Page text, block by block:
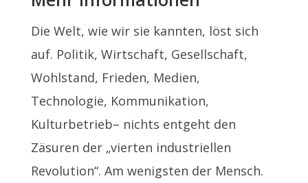
Die Welt, wie wir sie kannten, löst sich
auf. Politik, Wirtschaft, Gesellschaft,
Wohlstand, Frieden, Medien,
Technologie, Kommunikation,
Kulturbetrieb– nichts entgeht den
Zäsuren der „vierten industriellen
Revolution“. Am wenigsten der Mensch.